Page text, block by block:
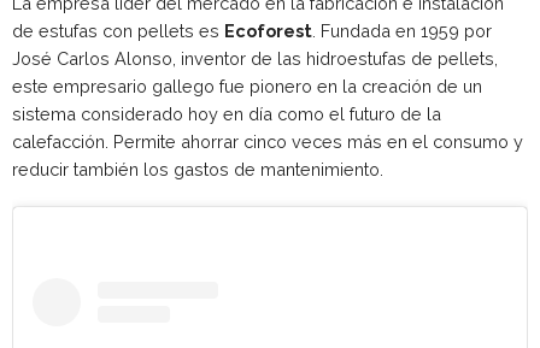
de estufas con pellets es Ecoforest . Fundada en 1959 por
José Carlos Alonso, inventor de las hidroestufas de pellets,
este empresario gallego fue pionero en la creación de un
sistema considerado hoy en día como el futuro de la
calefacción. Permite ahorrar cinco veces más en el consumo y
reducir también los gastos de mantenimiento.